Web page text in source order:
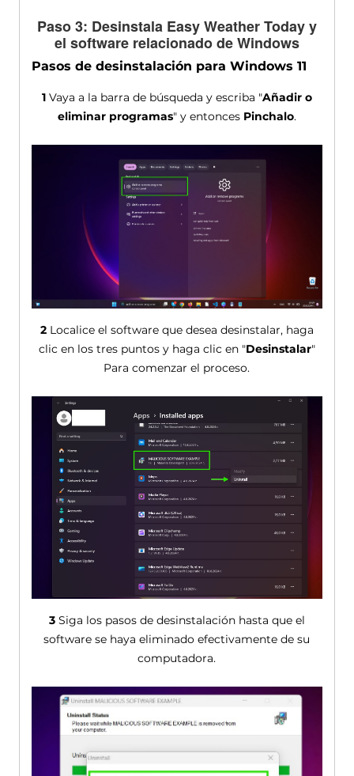
Paso 3: Desinstala Easy Weather Today y
el software relacionado de Windows
Pasos de desinstalación para Windows 11
1Vaya a la barra de búsqueda y escriba "Añadir o
eliminar programas" y entonces Pinchalo.
2Localice el software que desea desinstalar, haga
clic en los tres puntos y haga clic en "Desinstalar"
Para comenzar el proceso.
3Siga los pasos de desinstalación hasta que el
software se haya eliminado efectivamente de su
computadora.